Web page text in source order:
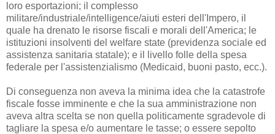
loro esportazioni; il complesso
militare/industriale/intelligence/aiuti esteri dell'Impero, il
quale ha drenato le risorse fiscali e morali dell'America; le
istituzioni insolventi del welfare state (previdenza sociale ed
assistenza sanitaria statale); e il livello folle della spesa
federale per l'assistenzialismo (Medicaid, buoni pasto, ecc.).
Di conseguenza non aveva la minima idea che la catastrofe
fiscale fosse imminente e che la sua amministrazione non
aveva altra scelta se non quella politicamente sgradevole di
tagliare la spesa e/o aumentare le tasse; o essere sepolto